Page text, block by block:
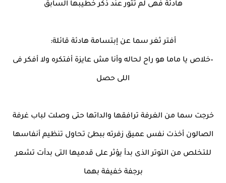
هادئة فهى لم تثور عند ذكر خطيبها السابق
أفتر ثغر سما عن إبتسامة هادئة قائلة:
–خلاص يا ماما هو راح لحاله وأنا مش عايزة أفتكره ولا أفكر فى
اللى حصل
خرجت سما من الغرفة ترافقها والداتها حتى وصلت لباب غرفة
الصالون أخذت نفس عميق زفرته ببطئ تحاول تنظيم أنفاسها
للتخلص من التوتر الذى بدأ يؤثر على قدميها التى بدأت تشعر
برجفة خفيفة بهما